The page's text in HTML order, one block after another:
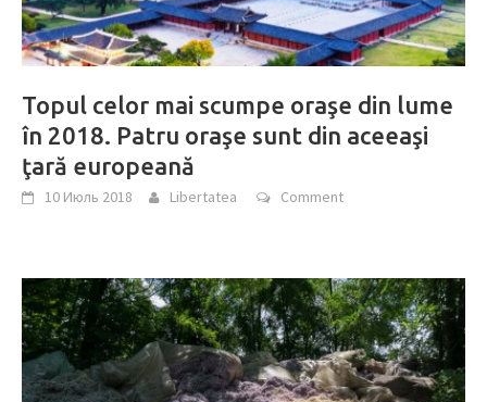
Topul celor mai scumpe oraşe din lume
în 2018. Patru oraşe sunt din aceeaşi
ţară europeană
10 Июль 2018 Libertatea Comment